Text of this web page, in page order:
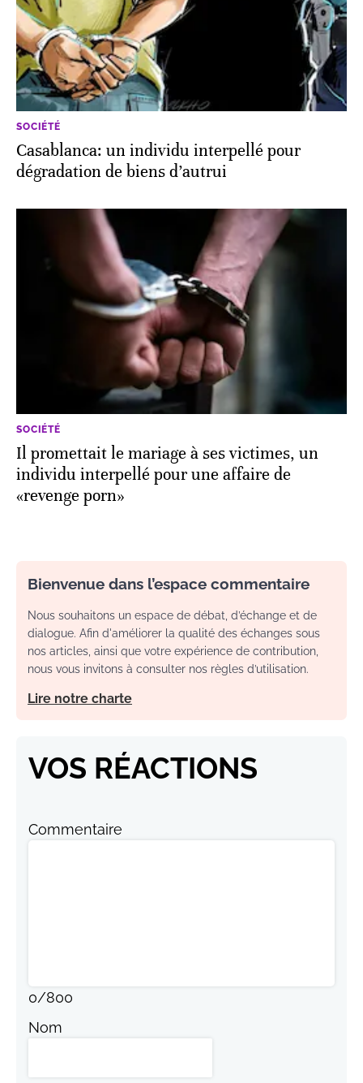
SOCIÉTÉ
Casablanca: un individu interpellé pour
dégradation de biens d’autrui
SOCIÉTÉ
Il promettait le mariage à ses victimes, un
individu interpellé pour une affaire de
«revenge porn»
Bienvenue dans l’espace commentaire
Nous souhaitons un espace de débat, d’échange et de
dialogue. Afin d'améliorer la qualité des échanges sous
nos articles, ainsi que votre expérience de contribution,
nous vous invitons à consulter nos règles d’utilisation.
Lire notre charte
VOS RÉACTIONS
Commentaire
0/800
Nom